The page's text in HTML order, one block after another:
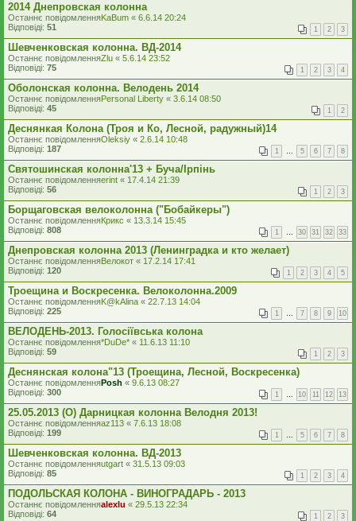
2014 Днепровская колонна
Останнє повідомленняKaBum « 6.6.14 20:24
Відповіді: 51 1 2 3
Шевченковская колонна. ВД-2014
Останнє повідомленняZlu « 5.6.14 23:52
Відповіді: 75 1 2 3 4
Оболонская колонна. Велодень 2014
Останнє повідомленняPersonal Liberty « 3.6.14 08:50
Відповіді: 45 1 2
Деснянкая Колона (Троя и Ко, Лесной, радужный)14
Останнє повідомленняOleksiy « 2.6.14 10:48
Відповіді: 187 1 … 5 6 7 8
Святошинская колонна'13 + Буча/Ірпінь
Останнє повідомленняerint « 17.4.14 21:39
Відповіді: 56 1 2 3
Борщаговская велоколонна ("Бобайкеры")
Останнє повідомленняКрикс « 13.3.14 15:45
Відповіді: 808 1 … 30 31 32 33
Днепровская колонна 2013 (Ленинградка и кто желает)
Останнє повідомленняВелокот « 17.2.14 17:41
Відповіді: 120 1 2 3 4 5
Троещина и Воскресенка. Велоколонна.2009
Останнє повідомленняK@kAlina « 22.7.13 14:04
Відповіді: 225 1 … 7 8 9 10
ВЕЛОДЕНЬ-2013. Голосіївська колона
Останнє повідомлення*DuDe* « 11.6.13 11:10
Відповіді: 59 1 2 3
Деснянская колона"13 (Троещина, Лесной, Воскресенка)
Останнє повідомленняPosh « 9.6.13 08:27
Відповіді: 300 1 … 10 11 12 13
25.05.2013 (O) Дарницкая колонна Велодня 2013!
Останнє повідомленняaz113 « 7.6.13 18:08
Відповіді: 199 1 … 5 6 7 8
Шевченковская колонна. ВД-2013
Останнє повідомленняutgart « 31.5.13 09:03
Відповіді: 85 1 2 3 4
ПОДОЛЬСКАЯ КОЛОНА - ВИНОГРАДАРЬ - 2013
Останнє повідомленняalexlu « 29.5.13 22:34
Відповіді: 64 1 2 3